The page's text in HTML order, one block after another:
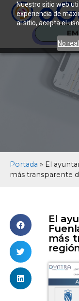
Nuestro sitio web
experiencia de
al sitio, acepta el
No
Portada » El
más transparente
El
más